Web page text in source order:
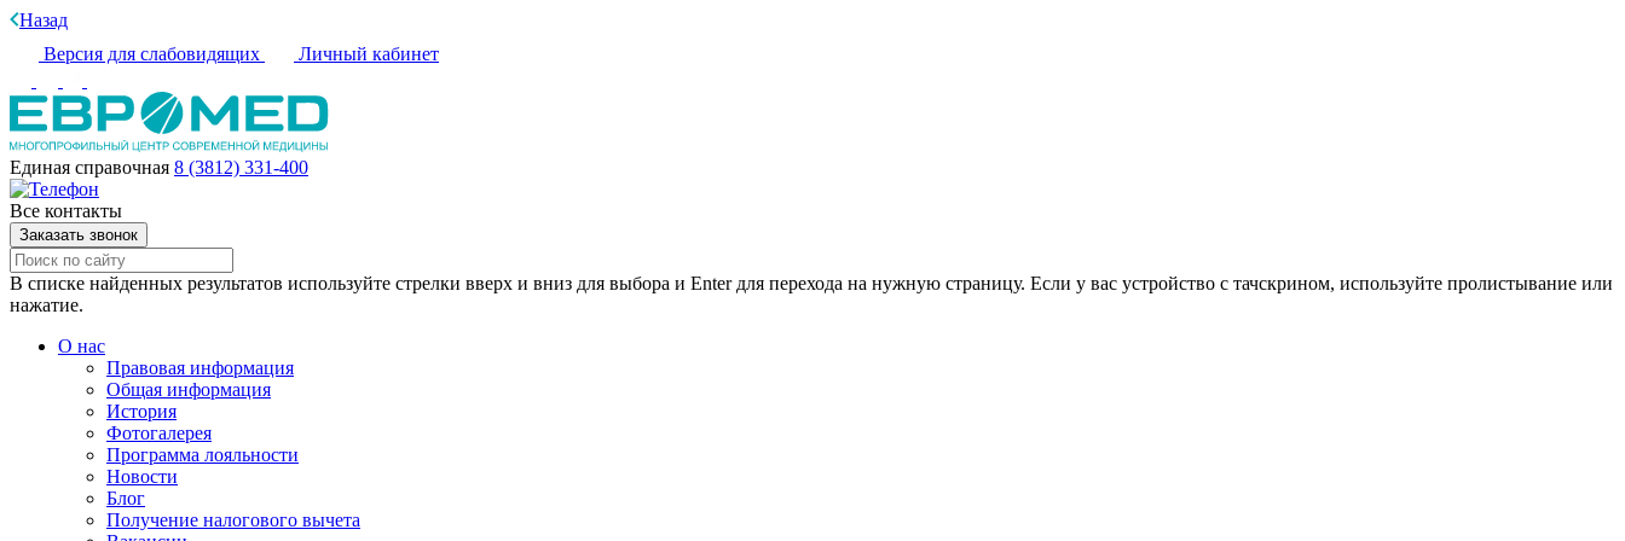
Назад
Версия для слабовидящих
Личный кабинет
Единая справочная 8 (3812) 331-400
Все контакты
Заказать звонок
В списке найденных результатов используйте стрелки вверх и вниз для выбора и Enter для перехода на нужную страницу. Если у вас устройство с тачскрином, используйте пролистывание или
нажатие.
О нас
Правовая информация
Общая информация
История
Фотогалерея
Программа лояльности
Новости
Блог
Получение налогового вычета